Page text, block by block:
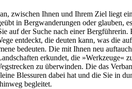
zwischen Ihnen und Ihrem Ziel liegt
in Bergwanderungen oder glauben,
auf der Suche nach einer
entdeckt, die deuten kann, was die
bedeuten. Die mit Ihnen neu
erkundet, die »Werkzeuge«
zu überwinden. Die das
Blessuren dabei hat und die Sie in
begleitet.